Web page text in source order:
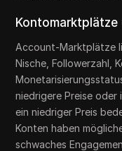
Account-Marktplätze
Nische, Followerzahl,
niedrigere Preise
ein niedriger Preis
Konten haben
schwaches